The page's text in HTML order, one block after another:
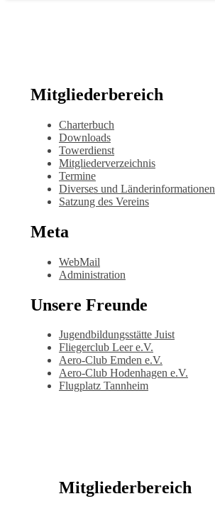
Mitgliederbereich
Charterbuch
Downloads
Towerdienst
Mitgliederverzeichnis
Termine
Diverses und Länderinformationen
Satzung des Vereins
Meta
WebMail
Administration
Unsere Freunde
Jugendbildungsstätte Juist
Fliegerclub Leer e.V.
Aero-Club Emden e.V.
Aero-Club Hodenhagen e.V.
Flugplatz Tannheim
Mitgliederbereich